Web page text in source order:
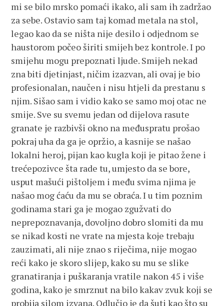
mi se bilo mrsko pomaći ikako, ali sam ih zadržao
za sebe. Ostavio sam taj komad metala na stol,
legao kao da se ništa nije desilo i odjednom se
haustorom počeo širiti smijeh bez kontrole. I po
smijehu mogu prepoznati ljude. Smijeh nekad
zna biti djetinjast, ničim izazvan, ali ovaj je bio
profesionalan, naučen i nisu htjeli da prestanu s
njim. Sišao sam i vidio kako se samo moj otac ne
smije. Sve su svemu jedan od dijelova rasute
granate je razbivši okno na međuspratu prošao
pokraj uha da ga je opržio, a kasnije se našao
lokalni heroj, pijan kao kugla koji je pitao žene i
trećepozivce šta rade tu, umjesto da se bore,
usput mašući pištoljem i među svima njima je
našao mog ćaću da mu se obraća. I u tim poznim
godinama stari ga je mogao zgužvati do
neprepoznavanja, dovoljno dobro slomiti da mu
se nikad kosti ne vrate na mjesta koje trebaju
zauzimati, ali nije znao s riječima, nije mogao
reći kako je skoro slijep, kako su mu se slike
granatiranja i puškaranja vratile nakon 45 i više
godina, kako je smrznut na bilo kakav zvuk koji se
probija silom izvana. Odlučio je da šuti kao što su